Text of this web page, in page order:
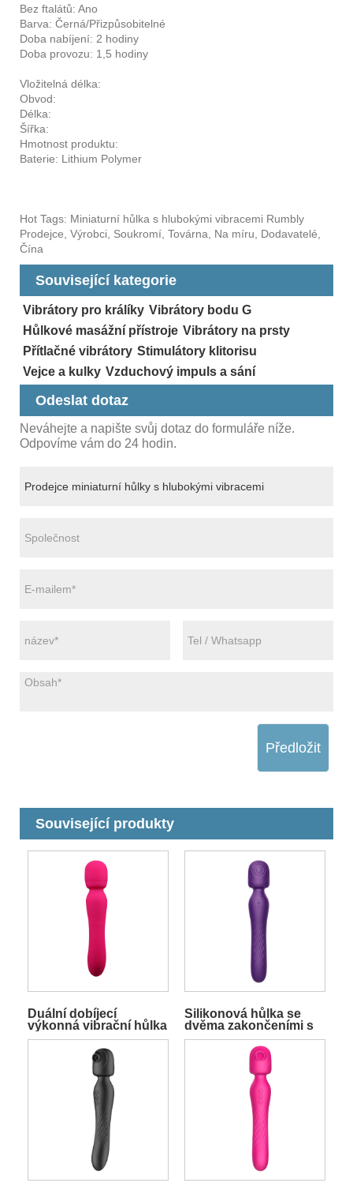
Bez ftalátů: Ano
Barva: Černá/Přizpůsobitelné
Doba nabíjení: 2 hodiny
Doba provozu: 1,5 hodiny
Vložitelná délka:
Obvod:
Délka:
Šířka:
Hmotnost produktu:
Baterie: Lithium Polymer
Hot Tags: Miniaturní hůlka s hlubokými vibracemi Rumbly
Prodejce, Výrobci, Soukromí, Továrna, Na míru, Dodavatelé,
Čína
Související kategorie
Vibrátory pro králíky Vibrátory bodu G
Hůlkové masážní přístroje Vibrátory na prsty
Přítlačné vibrátory Stimulátory klitorisu
Vejce a kulky Vzduchový impuls a sání
Odeslat dotaz
Neváhejte a napište svůj dotaz do formuláře níže.
Odpovíme vám do 24 hodin.
Předložit
Související produkty
Duální dobíjecí
výkonná vibrační hůlka
Silikonová hůlka se
dvěma zakončeními s
funkcí sání a vibrací